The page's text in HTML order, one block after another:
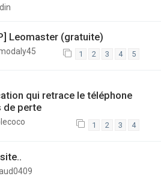
Leomaster (gratuite)
1 2 3 4 5
qui retrace le téléphone
de perte
1 2 3 4